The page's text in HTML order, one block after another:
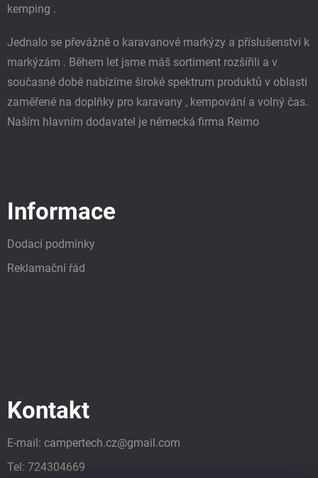
kemping .
Jednalo se převážně o karavanové markýzy a příslušenství k
markýzám . Během let jsme máš sortiment rozšířili a v
současné době nabízíme široké spektrum produktů v oblasti
zaměřené na doplňky pro karavany , kempování a volný čas.
Naším hlavním dodavatel je německá firma Reimo
Informace
Dodací podmínky
Reklamační řád
Kontakt
E-mail: campertech.cz@gmail.com
Tel: 724304669